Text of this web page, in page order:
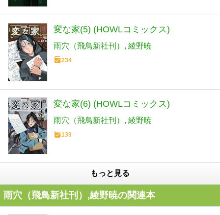
変な家(5) (HOWLコミックス)
雨穴（飛鳥新社刊） 綾野暁
234
変な家(6) (HOWLコミックス)
雨穴（飛鳥新社刊） 綾野暁
139
もっと見る
雨穴（飛鳥新社刊）,綾野暁の関連本